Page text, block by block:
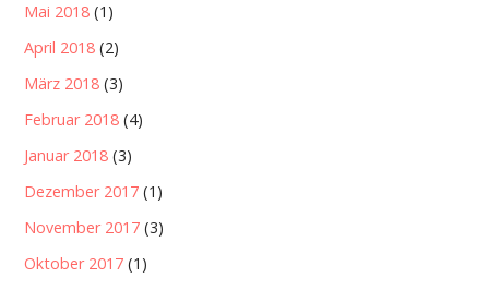
Mai 2018 (1)
April 2018 (2)
März 2018 (3)
Februar 2018 (4)
Januar 2018 (3)
Dezember 2017 (1)
November 2017 (3)
Oktober 2017 (1)